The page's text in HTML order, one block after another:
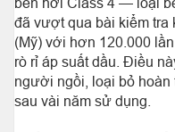
đã vượt qua bài kiểm tra
(Mỹ) với hơn 120.000
rò rỉ áp suất dầu. Điều
người ngồi, loại bỏ hoàn
sau vài năm sử dụng.